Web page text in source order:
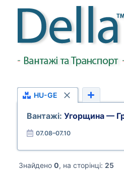
HU-GE
Вантажі: Угорщина —
07.08–07.10
Знайдено 0, на сторінці: 25